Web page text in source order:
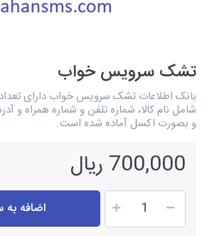
تشک سرویس خواب
شامل نام کالا، شماره تلفن و شماره همراه و
و بصورت اکسل آماده شده است.
700,000 ریال
اضافه